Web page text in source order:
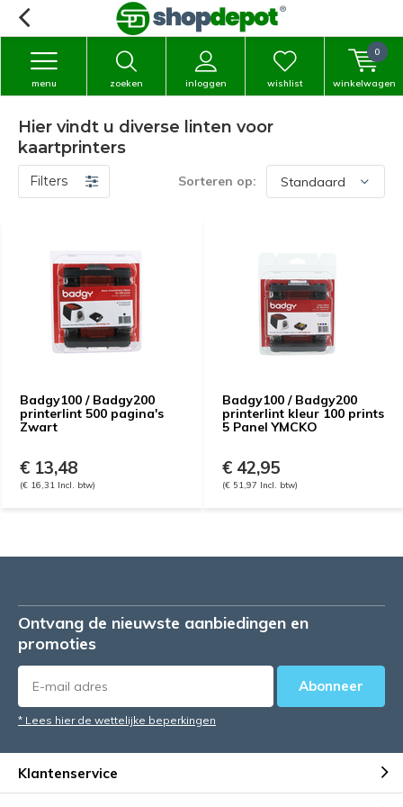
zoeken inloggen
menu wishlist winkelwagen
0
Hier vindt u diverse linten voor
kaartprinters
Filters Sorteren op:
Badgy100 / Badgy200
printerlint 500 pagina's
Zwart
€ 13,48
(€ 16,31 Incl. btw)
Badgy100 / Badgy200
printerlint kleur 100 prints
5 Panel YMCKO
€ 42,95
(€ 51,97 Incl. btw)
Ontvang de nieuwste aanbiedingen en
promoties
Abonneer
* Lees hier de wettelijke beperkingen
Klantenservice